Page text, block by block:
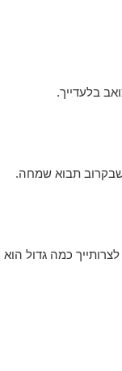
בלעדייך.
תבוא שמחה.
כמה גדול הוא